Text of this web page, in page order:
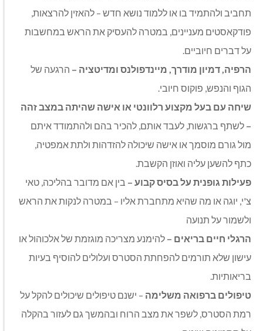
תחביב ולהתמיד בו או ללמוד נושא חדש – להאזין להרצאות,
פודקאסטים מעניינים, במטרה להעסיק את הראש במחשבות
על דברים חיוביים.
הרפיה, דמיון מודרך, מיינדפולנס ומדיטציה – הרגעה של
הגוף והנפש, פוקוס חיובי.
שיחה עם בעל מקצוע רלוונטי או אישה שהיתה במצב זהה
– לשתף ברגשות, לעבד אותם, להכיר בהם ולהתמודד איתם
מול גורם מוסמך או אישה שיכולה להזדהות ולתת אמפטיה,
כתף להשען עליה ואוזן הקשבת.
פעילות גופנית על בסיס קבוע – בין אם מדובר בהליכה, טאי
צ'י, יוגה או מה שהיא מתחברת אליו – במטרה לנקות את הראש
ולשמור על תנועה
הרגלי חיים בריאים – להימנע מצריכה מוגזמת של אלכוהול או
עישון שלא תורמים להפחתת הסטרס ועלולים להוסיף בעיות
בריאותיות.
טיפולים ברפואה משלימה – ישנם טיפולים שיכולים להקל על
רמת הסטרס, לשפר את מצב הרוח ובהמשך גם לעזור בהקלה